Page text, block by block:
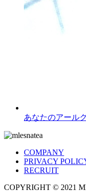
あなたのアール
COMPANY
PRIVACY
RECRUIT
COPYRIGHT © 2021